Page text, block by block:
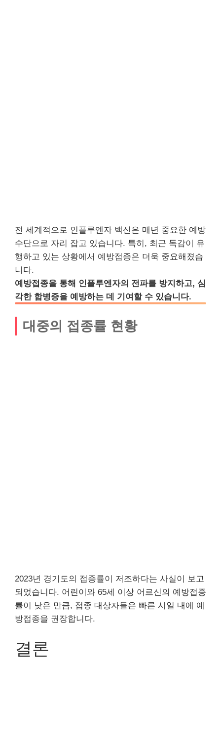
전 세계적으로 인플루엔자 백신은 매년 중요한 예방
수단으로 자리 잡고 있습니다. 특히, 최근 독감이 유
행하고 있는 상황에서 예방접종은 더욱 중요해졌습
니다.
예방접종을 통해 인플루엔자의 전파를 방지하고, 심
각한 합병증을 예방하는 데 기여할 수 있습니다.
대중의 접종률 현황
2023년 경기도의 접종률이 저조하다는 사실이 보고
되었습니다. 어린이와 65세 이상 어르신의 예방접종
률이 낮은 만큼, 접종 대상자들은 빠른 시일 내에 예
방접종을 권장합니다.
결론